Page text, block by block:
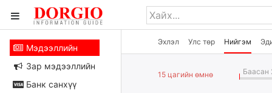
Эхлэл Улс төр Нийгэм
Мэдээллийн
Зар мэдээллийн
Банк санхүү
15 цагийн өмнө Баасан